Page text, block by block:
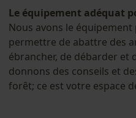
Le équipement adéquat
Nous avons le
permettre de abattre des
ébrancher, de débarder et
donnons des conseils et
forêt; ce est votre espace